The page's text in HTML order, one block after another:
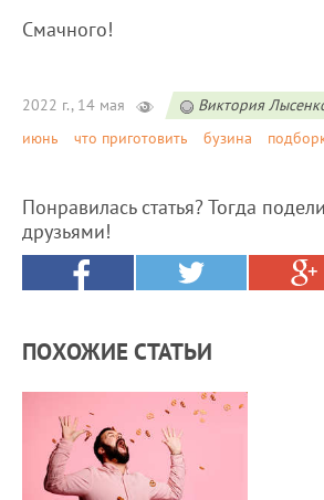
Смачного!
2022 г., 14 мая
Виктория
июнь
что приготовить бузина
Понравилась статья? Тогда
друзьями!
ПОХОЖИЕ СТАТЬИ